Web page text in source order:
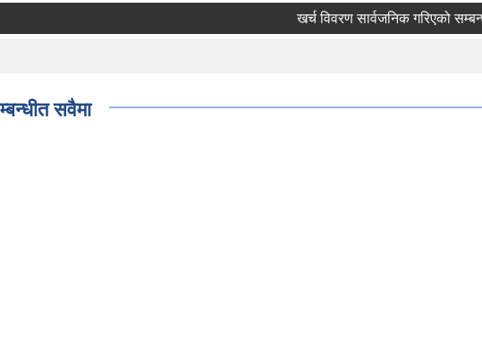
खर्च विवरण सार्वजनिक गरिएको सम्बन्धमा
सवैमा